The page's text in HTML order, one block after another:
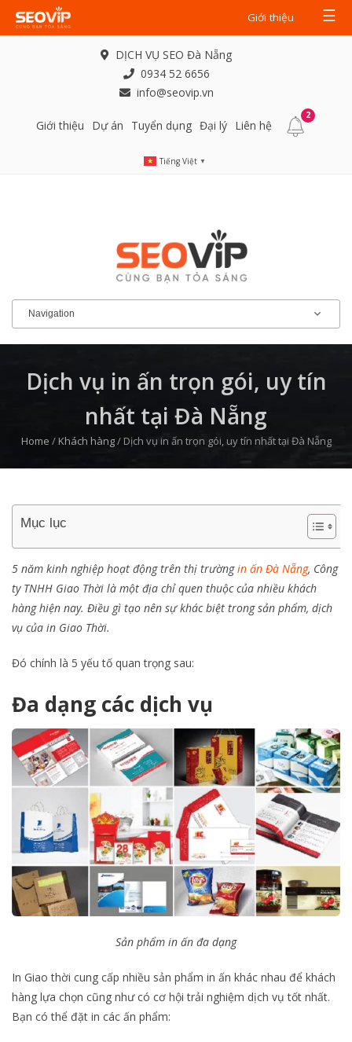
Giới thiệu ☰
DỊCH VỤ SEO Đà Nẵng
0934 52 6656
info@seovip.vn
Giới thiệu Dự án Tuyển dụng Đại lý Liên hệ
2
Tiếng Việt ▼
Dịch vụ in ấn trọn gói, uy tín
nhất tại Đà Nẵng
Home / Khách hàng/ Dịch vụ in ấn trọn gói, uy tín nhất tại Đà Nẵng
Mục lục
5 năm kinh nghiệp hoạt động trên thị trườngin ấn Đà Nẵng, Công
ty TNHH Giao Thời là một địa chỉ quen thuộc của nhiều khách
hàng hiện nay. Điều gì tạo nên sự khác biệt trong sản phẩm, dịch
vụ của in Giao Thời.
Đó chính là 5 yếu tố quan trọng sau:
Đa dạng các dịch vụ
Sản phẩm in ấn đa dạng
In Giao thời cung cấp nhiều sản phẩm in ấn khác nhau để khách
hàng lựa chọn cũng như có cơ hội trải nghiệm dịch vụ tốt nhất.
Bạn có thể đặt in các ấn phẩm: